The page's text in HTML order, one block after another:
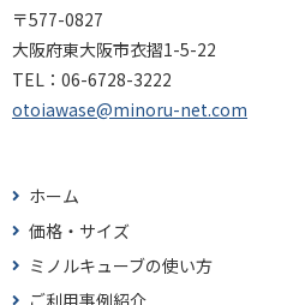
〒577-0827
大阪府東大阪市衣摺1-5-22
TEL： 06-6728-3222
otoiawase@minoru-net.com
ホーム
価格・サイズ
ミノルキューブの使い方